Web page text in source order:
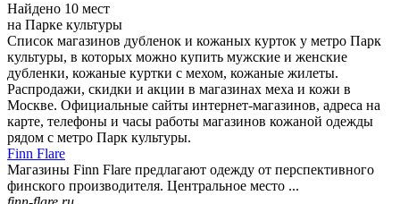
Найдено 10 мест
на Парке культуры
Список магазинов дубленок и кожаных курток у метро Парк
культуры, в которых можно купить мужские и женские
дубленки, кожаные куртки с мехом, кожаные жилеты.
Распродажи, скидки и акции в магазинах меха и кожи в
Москве. Официальные сайты интернет-магазинов, адреса на
карте, телефоны и часы работы магазинов кожаной одежды
рядом с метро Парк культуры.
Finn Flare
Магазины Finn Flare предлагают одежду от перспективного
финского производителя. Центральное место ...